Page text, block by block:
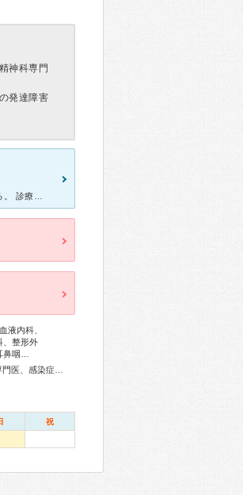
神科専門
発達障害
液内科、
、整形外
鼻咽…
祝